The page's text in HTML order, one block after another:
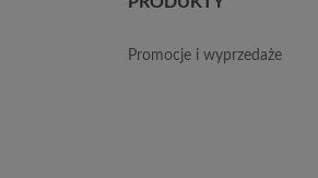
promocje i wyprzedaże